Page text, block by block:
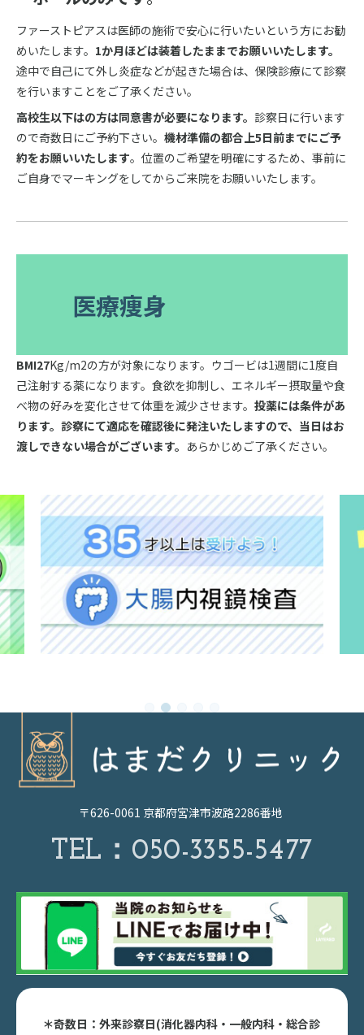
ファーストピアスは医師の施術で安心に行いたいという方にお勧
めいたします。 1か月ほどは装着したままでお願いいたします。
途中で自己にて外し炎症などが起きた場合は、保険診療にて診察
を行いますことをご了承ください。
高校生以下はの方は同意書が必要になります。 診察日に行います
ので奇数日にご予約下さい。 機材準備の都合上5日前までにご予
約をお願いいたします。位置のご希望を明確にするため、事前に
ご自身でマーキングをしてからご来院をお願いいたします。
医療痩身
BMI27Kg/m2の方が対象になります。ウゴービは1週間に1度自
己注射する薬になります。食欲を抑制し、エネルギー摂取量や食
べ物の好みを変化させて体重を減少させます。 投薬には条件があ
ります。診察にて適応を確認後に発注いたしますので、当日はお
渡しできない場合がございます。 あらかじめご了承ください。
1 2 3 4 5
〒626-0061 京都府宮津市波路2286番地
TEL： 050-3355-5477
＊奇数日：外来診察日(消化器内科・一般内科・総合診